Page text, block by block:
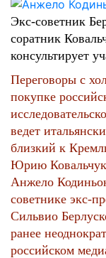
Экс-советник
соратник
консультирует
Переговоры с
покупке
ведет
близкий к
Юрию
Анжело
советнике экс-
Сильвио
ранее
российском